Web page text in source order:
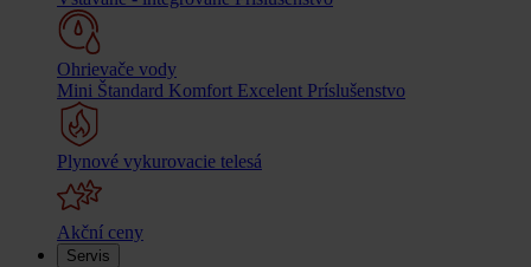
Ohrievače vody
Mini Štandard Komfort Excelent Príslušenstvo
Plynové vykurovacie telesá
Akční ceny
Servis